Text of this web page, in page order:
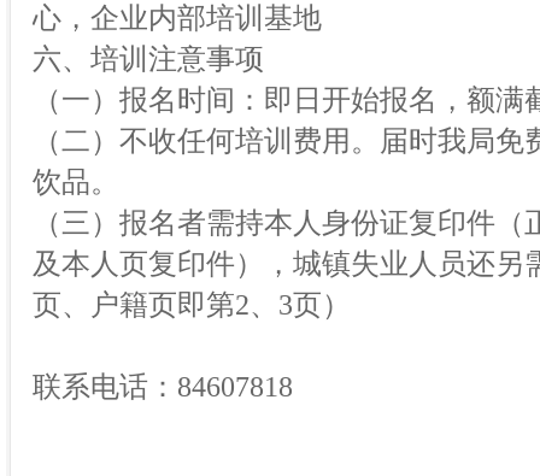
心，企业内部培训基地
六、培训注意事项
（一）报名时间：即日开始报名，额满
（二）不收任何培训费用。届时我局
饮品。
（三）报名者需持本人身份证复印件
及本人页复印件），城镇失业人员还
页、户籍页即第2、3页）
联系电话：84607818